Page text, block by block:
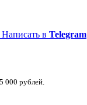
Написать в Telegram
000 рублей.